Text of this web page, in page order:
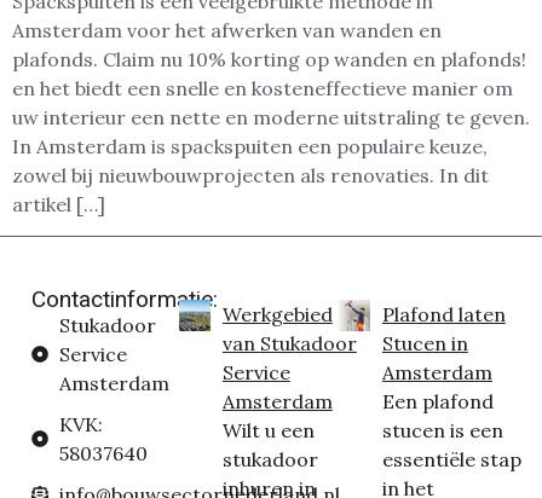
Amsterdam voor het afwerken van wanden en
plafonds. Claim nu 10% korting op wanden en plafonds!
en het biedt een snelle en kosteneffectieve manier om
uw interieur een nette en moderne uitstraling te geven.
In Amsterdam is spackspuiten een populaire keuze,
zowel bij nieuwbouwprojecten als renovaties. In dit
artikel […]
Contactinformatie:
Stukadoor
Service
Amsterdam
KVK:
58037640
Werkgebied
van Stukadoor
Service
Amsterdam
Wilt u een
stukadoor
inhuren in
Plafond laten
Stucen in
Amsterdam
Een plafond
stucen is een
essentiële stap
in het